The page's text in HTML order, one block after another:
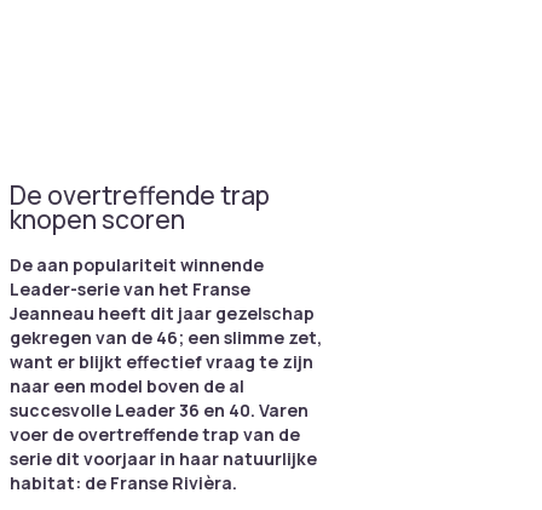
De overtreffende trap
knopen scoren
De aan populariteit winnende
Leader-serie van het Franse
Jeanneau heeft dit jaar gezelschap
gekregen van de 46; een slimme zet,
want er blijkt effectief vraag te zijn
naar een model boven de al
succesvolle Leader 36 en 40. Varen
voer de overtreffende trap van de
serie dit voorjaar in haar natuurlijke
habitat: de Franse Rivièra.